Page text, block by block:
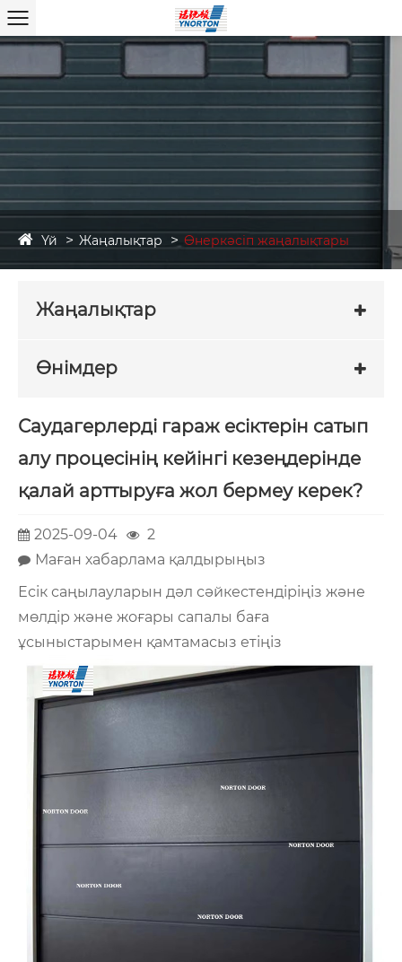
Үй Жаңалықтар Өнеркәсіп жаңалықтары
Жаңалықтар
Өнімдер
Саудагерлерді гараж есіктерін сатып
алу процесінің кейінгі кезеңдерінде
қалай арттыруға жол бермеу керек?
2025-09-04
2
Маған хабарлама қалдырыңыз
Есік саңылауларын дәл сәйкестендіріңіз және
мөлдір және жоғары сапалы баға
ұсыныстарымен қамтамасыз етіңіз